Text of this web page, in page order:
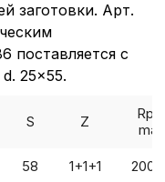
заготовки. Арт.
поставляется с
25x55.
S Z
Rpm
max
58 1+1+1